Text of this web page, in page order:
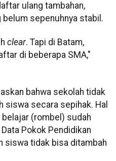
ulang tambahan,
belum sepenuhnya stabil.
clear. Tapi di Batam,
di beberapa SMA,"
bahwa sekolah tidak
siswa secara sepihak. Hal
(rombel) sudah
Pokok Pendidikan
siswa tidak bisa ditambah